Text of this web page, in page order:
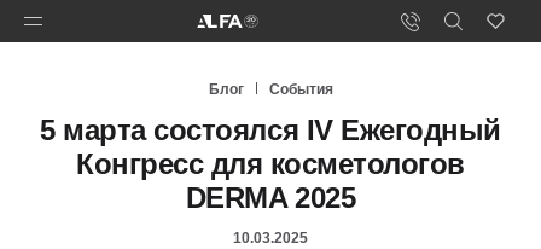
Блог События
5 марта состоялся IV Ежегодный
Конгресс для косметологов
DERMA 2025
10.03.2025